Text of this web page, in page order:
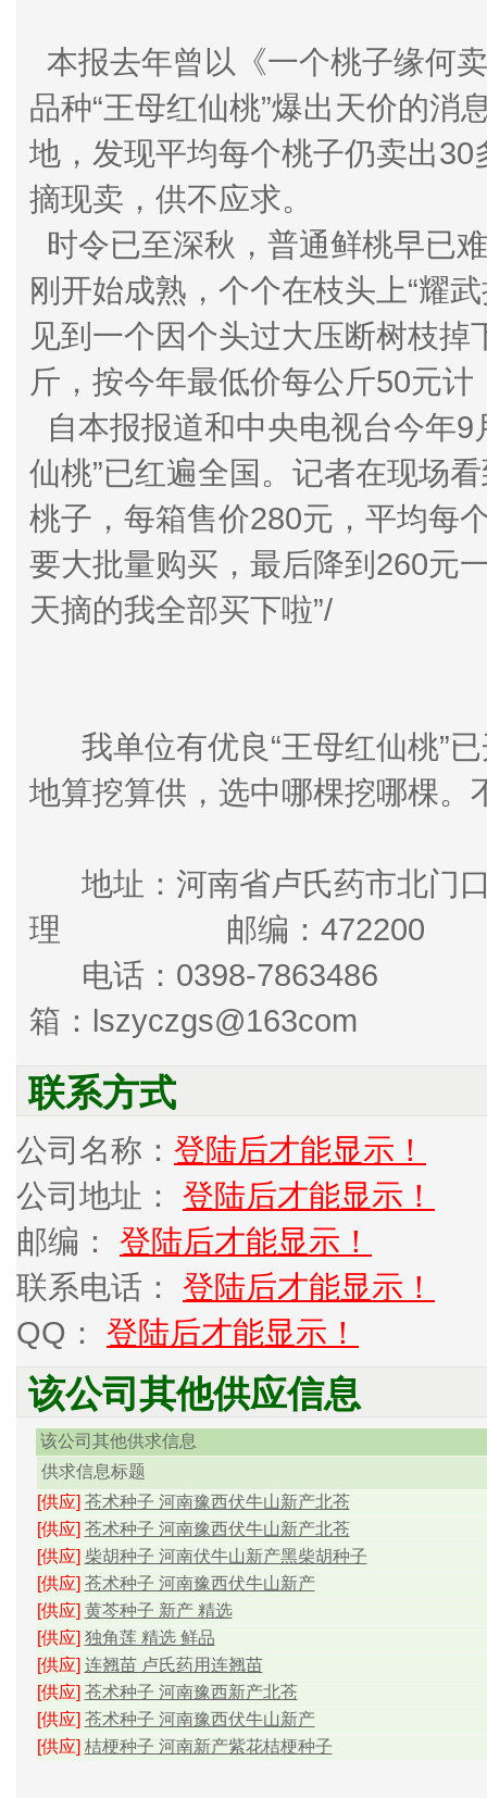
本报去年曾以《一个桃子缘何
品种“王母红仙桃”爆出天价的消
地，发现平均每个桃子仍卖出30
摘现卖，供不应求。
时令已至深秋，普通鲜桃早已
刚开始成熟，个个在枝头上“耀
见到一个因个头过大压断树枝掉
斤，按今年最低价每公斤50元
自本报报道和中央电视台今年
仙桃”已红遍全国。记者在现场
桃子，每箱售价280元，平均每
要大批量购买，最后降到260元
天摘的我全部买下啦”/
我单位有优良“王母红仙桃”已
地算挖算供，选中哪棵挖哪棵。
地址：河南省卢氏药市北门
理 邮编：472200
电话：0398-
箱：lszyczgs@163com
联系方式
公司名称： 登陆后才能显示！
公司地址： 登陆后才能显示！
邮编： 登陆后才能显示！
联系电话： 登陆后才能显示！
QQ： 登陆后才能显示！
该公司其他供应信息
该公司其他供求信息
供求信息标题
[供应] 苍术种子 河南豫西伏牛山新产北苍
[供应] 苍术种子 河南豫西伏牛山新产北苍
[供应] 柴胡种子 河南伏牛山新产黑柴胡种子
[供应] 苍术种子 河南豫西伏牛山新产
[供应] 黄芩种子 新产 精选
[供应] 独角莲 精选 鲜品
[供应] 连翘苗 卢氏药用连翘苗
[供应] 苍术种子 河南豫西新产北苍
[供应] 苍术种子 河南豫西伏牛山新产
[供应] 桔梗种子 河南新产紫花桔梗种子